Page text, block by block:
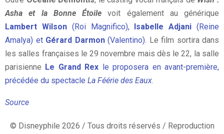
Asha et la Bonne Étoilevoit également au générique
Lambert Wilson(Roi Magnifico), Isabelle Adjani (Reine
Amalya) et Gérard Darmon(Valentino). Le film sortira dans
les salles françaises le 29 novembre mais dès le 22, la salle
parisienne Le Grand Rex le proposera en avant-première,
précédée du spectacle La Féérie des Eaux.
Source
© Disneyphile 2026 / Tous droits réservés / Reproduction